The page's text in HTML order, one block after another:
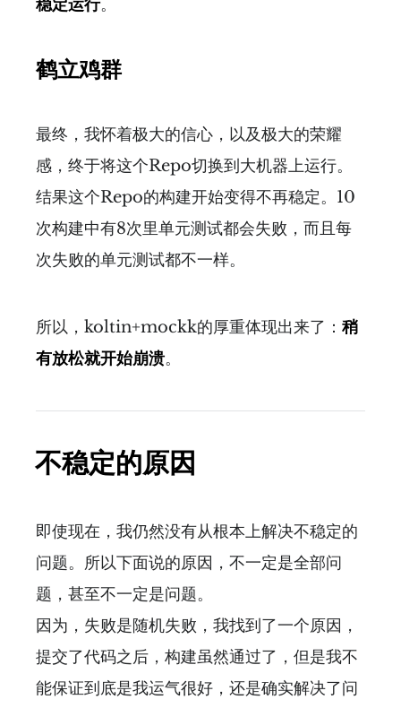
稳定运行。
鹤立鸡群
最终，我怀着极大的信心，以及极大的荣耀
感，终于将这个Repo切换到大机器上运行。
结果这个Repo的构建开始变得不再稳定。10
次构建中有8次里单元测试都会失败，而且每
次失败的单元测试都不一样。
所以，koltin+mockk的厚重体现出来了： 稍
有放松就开始崩溃。
不稳定的原因
即使现在，我仍然没有从根本上解决不稳定的
问题。所以下面说的原因，不一定是全部问
题，甚至不一定是问题。
因为，失败是随机失败，我找到了一个原因，
提交了代码之后，构建虽然通过了，但是我不
能保证到底是我运气很好，还是确实解决了问